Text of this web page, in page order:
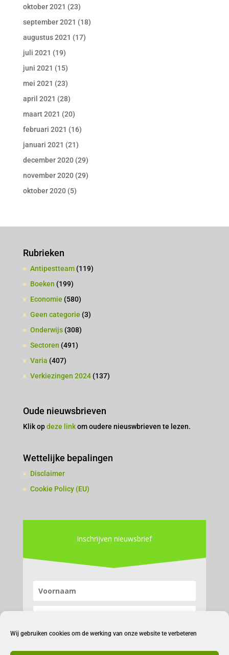
Wij gebruiken cookies om de werking van onze website te verbeteren
oktober 2021 (23)
september 2021 (18)
augustus 2021 (17)
juli 2021 (19)
juni 2021 (15)
mei 2021 (23)
april 2021 (28)
maart 2021 (20)
februari 2021 (16)
januari 2021 (21)
december 2020(29)
november 2020(29)
oktober 2020(5)
Rubrieken
Antipestteam(119)
Boeken (199)
Economie (580)
Geen categorie (3)
Onderwijs(308)
Sectoren (491)
Varia (407)
Verkiezingen 2024(137)
Oude nieuwsbrieven
Klik opdeze linkom oudere nieuswbrieven te lezen.
Wettelijke bepalingen
Disclaimer
Cookie Policy (EU)
Inschrijven nieuwsbrief